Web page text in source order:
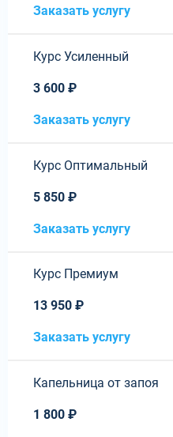
Заказать услугу
Курс Усиленный
3 600 ₽
Заказать услугу
Курс Оптимальный
5 850 ₽
Заказать услугу
Курс Премиум
13 950 ₽
Заказать услугу
Капельница от запоя
1 800 ₽